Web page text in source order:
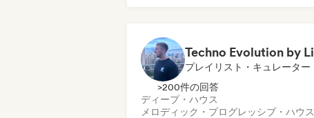
プレイリスト・キュレーター
>200件の回答
ディープ・ハウス
メロディック・プログレッシブ・ハウス